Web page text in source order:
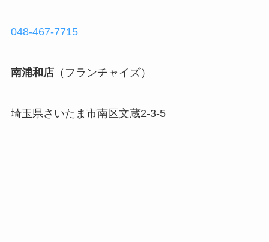
048-467-7715
南浦和店（フランチャイズ）
埼玉県さいたま市南区文蔵2-3-5